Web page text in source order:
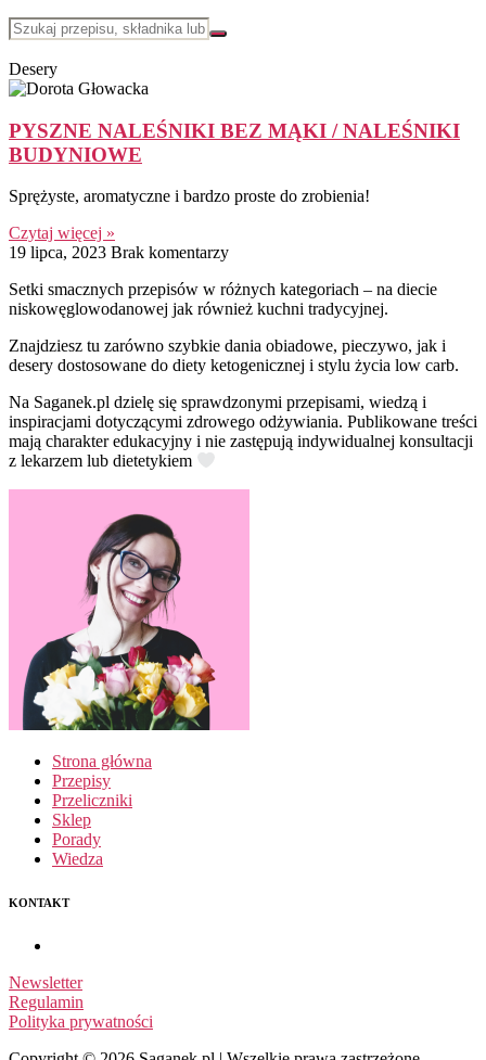
Desery
PYSZNE NALEŚNIKI BEZ MĄKI / NALEŚNIKI
BUDYNIOWE
Sprężyste, aromatyczne i bardzo proste do zrobienia!
Czytaj więcej »
19 lipca, 2023 Brak komentarzy
Setki smacznych przepisów w różnych kategoriach – na diecie
niskowęglowodanowej jak również kuchni tradycyjnej.
Znajdziesz tu zarówno szybkie dania obiadowe, pieczywo, jak i
desery dostosowane do diety ketogenicznej i stylu życia low carb.
Na Saganek.pl dzielę się sprawdzonymi przepisami, wiedzą i
inspiracjami dotyczącymi zdrowego odżywiania. Publikowane treści
mają charakter edukacyjny i nie zastępują indywidualnej konsultacji
z lekarzem lub dietetykiem
Strona główna
Przepisy
Przeliczniki
Sklep
Porady
Wiedza
KONTAKT
Newsletter
Regulamin
Polityka prywatności